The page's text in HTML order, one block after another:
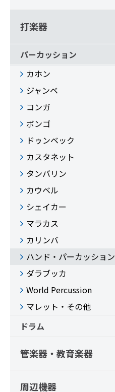
打楽器
パーカッション
カホン
ジャンベ
コンガ
ボンゴ
ドゥンベック
カスタネット
タンバリン
カウベル
シェイカー
マラカス
カリンバ
ハンド・パーカッション
ダラブッカ
World Percussion
マレット・その他
ドラム
管楽器・教育楽器
周辺機器